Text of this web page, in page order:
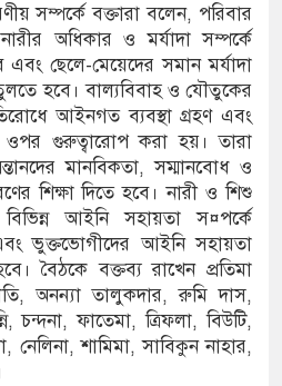
উদ্বোধন
সম্পর্কে বক্তারা বলেন, পরিবার
অধিকার ও মর্যাদা সম্পর্কে
ছেলে-মেয়েদের সমান মর্যাদা
হবে। বাল্যবিবাহ ও যৌতুকের
আইনগত ব্যবস্থা গ্রহণ এবং
ওপর গুরুত্বারোপ করা হয়। তারা
মানবিকতা, সম্মানবোধ ও
শিক্ষা দিতে হবে। নারী ও শিশু
আইনি সহায়তা স¤পর্কে
ভুক্তভোগীদের আইনি সহায়তা
বৈঠকে বক্তব্য রাখেন প্রতিমা
অনন্যা তালুকদার, রুমি দাস,
চন্দনা, ফাতেমা, ত্রিফলা, বিউটি,
নেলিনা, শামিমা, সাবিকুন নাহার,